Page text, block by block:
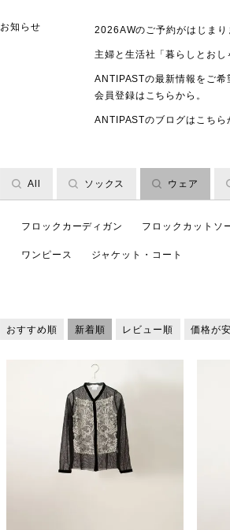
お知らせ 2026AWのご予約がはじまり
主婦と生活社「暮らしとおし
ANTIPASTの最新情報をご希
会員登録は こちらから。
ANTIPASTのブログは こちら
All ソックス ウェア
フロックカーディガン フロックカットソ
ワンピース ジャケット・コート
おすすめ順 新着順 レビュー順 価格が